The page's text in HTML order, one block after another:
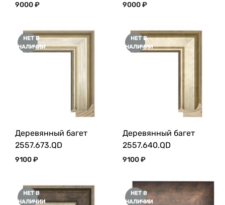
9000₽ 9000₽
НЕТ В
НАЛИЧИИ
Деревянный багет
2557.673.QD
9100₽
НЕТ В
НАЛИЧИИ
Деревянный багет
2557.640.QD
9100₽
НЕТ В
НАЛИЧИИ
НЕТ В
НАЛИЧИИ